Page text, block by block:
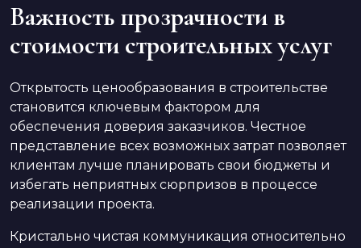
Важность прозрачности в
стоимости строительных услуг
Открытость ценообразования в строительстве
становится ключевым фактором для
обеспечения доверия заказчиков. Честное
представление всех возможных затрат позволяет
клиентам лучше планировать свои бюджеты и
избегать неприятных сюрпризов в процессе
реализации проекта.
Кристально чистая коммуникация относительно